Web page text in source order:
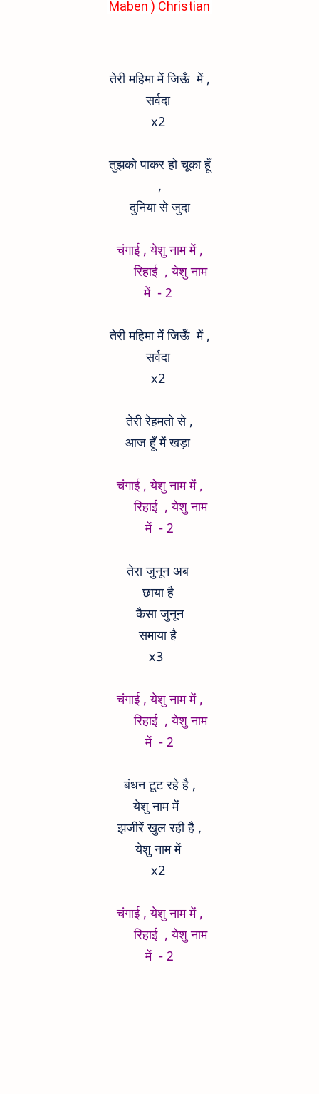
Maben ) Christian
तेरी महिमा में जिऊँ में ,
सर्वदा
x2
तुझको पाकर हो चूका हूँ
,
दुनिया से जुदा
चंगाई , येशु नाम में ,
रिहाई , येशु नाम
में - 2
तेरी महिमा में जिऊँ में ,
सर्वदा
x2
तेरी रेहमतो से ,
आज हूँ में खड़ा
चंगाई , येशु नाम में ,
रिहाई , येशु नाम
में - 2
तेरा जुनून अब
छाया है
कैसा जुनून
समाया है
x3
चंगाई , येशु नाम में ,
रिहाई , येशु नाम
में - 2
बंधन टूट रहे है ,
येशु नाम में
झजीरें खुल रही है ,
येशु नाम में
x2
चंगाई , येशु नाम में ,
रिहाई , येशु नाम
में - 2